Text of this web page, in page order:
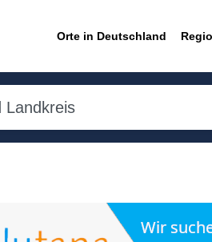
Orte in Deutschland